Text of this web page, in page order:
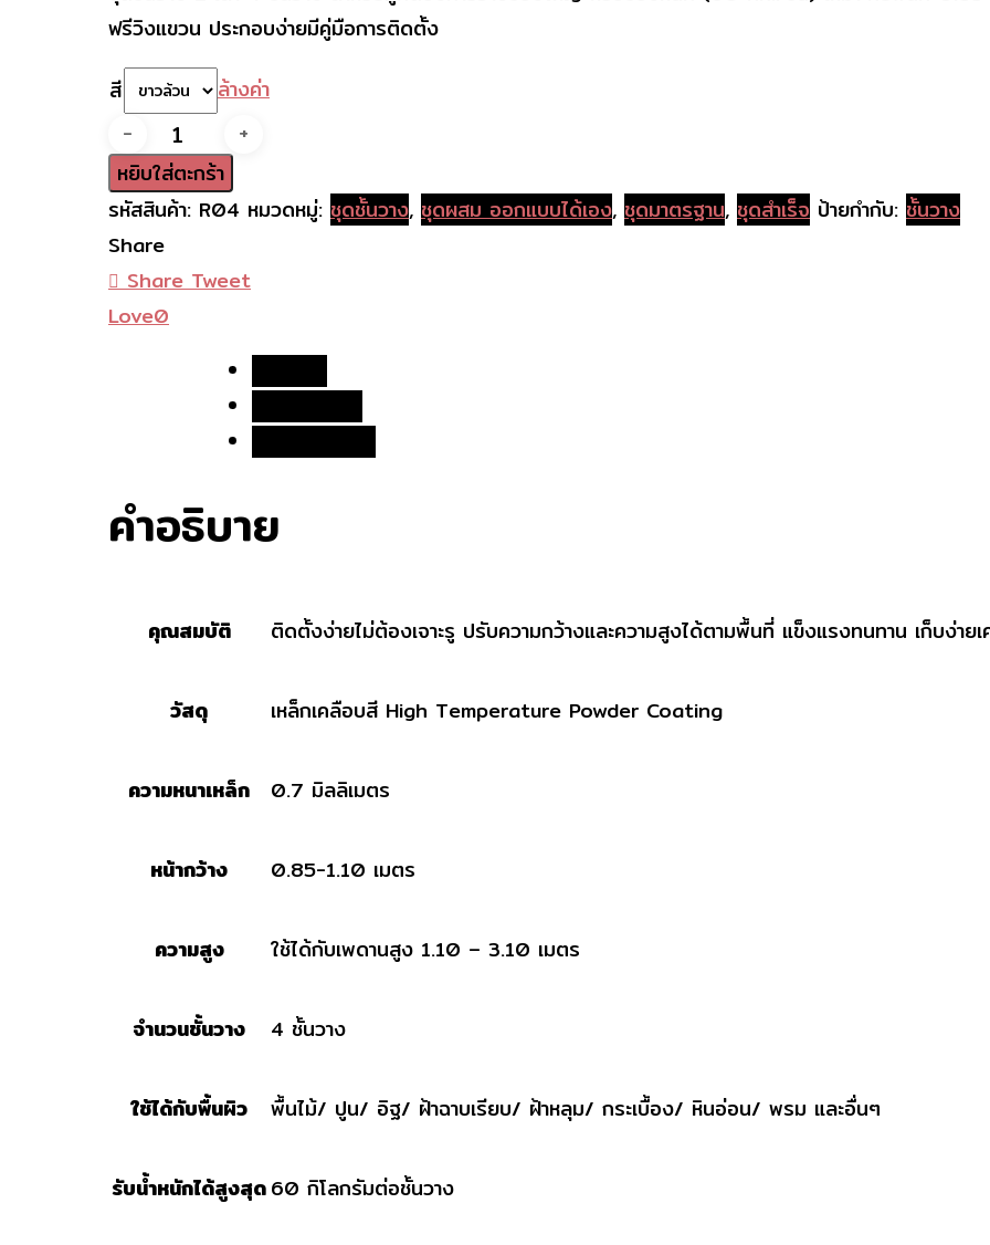
ฟรีวิงแขวน ประกอบง่ายมีคู่มือการติดตั้ง
สี
ล้างค่า
จำนวน
ชุด
4
ชั้น
วาง
ของ
หยิบใส่ตะกร้า
รหัสสินค้า: R04 หมวดหมู่: ชุดชั้นวาง, ชุดผสม ออกแบบได้เอง, ชุดมาตรฐาน, ชุดสำเร็จ ป้ายกำกับ: ชั้นวาง
Share
Share Tweet
Love0
คำอธิบาย
คุณสมบัติ ติดตั้งง่ายไม่ต้องเจาะรู ปรับความกว้างและความสูงได้ตามพื้นที่ แข็งแรงทนทาน เก็บง่าย
วัสดุ เหล็กเคลือบสี High Temperature Powder Coating
ความหนาเหล็ก 0.7 มิลลิเมตร
หน้ากว้าง 0.85-1.10 เมตร
ความสูง ใช้ได้กับเพดานสูง 1.10 – 3.10 เมตร
จำนวนชั้นวาง 4 ชั้นวาง
ใช้ได้กับพื้นผิว พื้นไม้/ ปูน/ อิฐ/ ฝ้าฉาบเรียบ/ ฝ้าหลุม/ กระเบื้อง/ หินอ่อน/ พรม และอื่นๆ
รับน้ำหนักได้สูงสุด60 กิโลกรัมต่อชั้นวาง